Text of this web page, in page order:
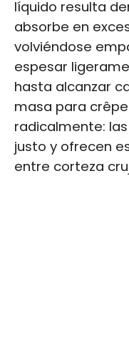
líquido resulta
absorbe en
volviéndose
espesar
hasta alcanzar
masa para
radicalmente:
justo y ofrecen
entre corteza